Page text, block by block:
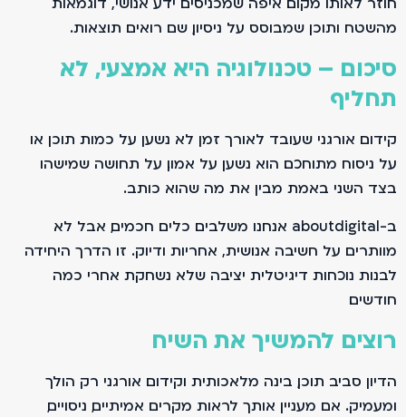
מהשטח ותוכן שמבוסס על ניסיון, שם רואים תוצאות.
סיכום – טכנולוגיה היא אמצעי, לא
תחליף
קידום אורגני שעובד לאורך זמן לא נשען על כמות תוכן או
על ניסוח מתוחכם. הוא נשען על אמון. על תחושה שמישהו
בצד השני באמת מבין את מה שהוא כותב.
ב-aboutdigital אנחנו משלבים כלים חכמים, אבל לא
מוותרים על חשיבה אנושית, אחריות ודיוק. זו הדרך היחידה
לבנות נוכחות דיגיטלית יציבה שלא נשחקת אחרי כמה
חודשים.
רוצים להמשיך את השיח
הדיון סביב תוכן, בינה מלאכותית וקידום אורגני רק הולך
ומעמיק. אם מעניין אותך לראות מקרים אמיתיים, ניסויים,